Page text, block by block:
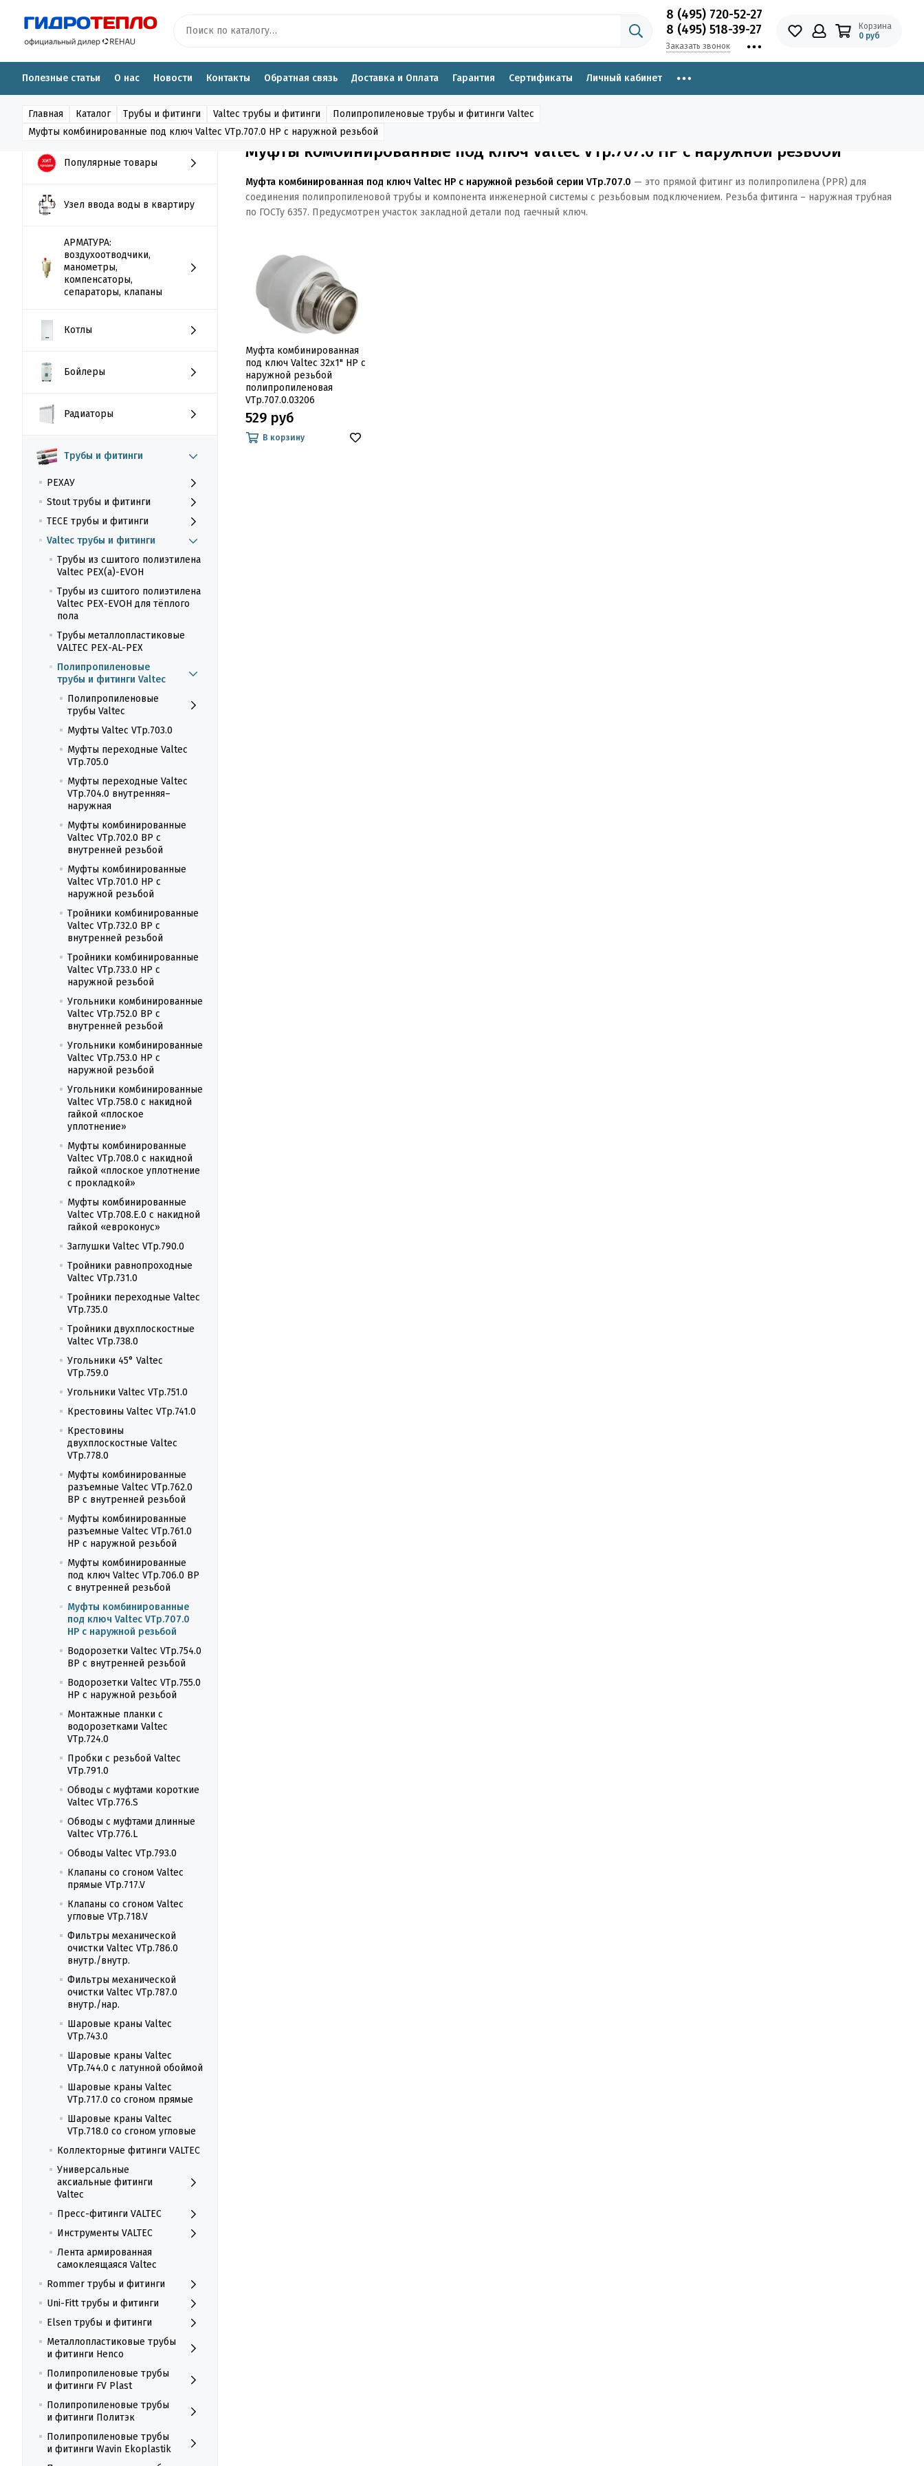
8 (495) 720-52-27
8 (495) 518-39-27
Заказать звонок
Корзина
0 руб
Полезные статьи О нас Новости Контакты Обратная связь Доставка и Оплата Гарантия Сертификаты Личный кабинет
Главная Каталог Трубы и фитинги Valtec трубы и фитинги
Полипропиленовые трубы и фитинги Valtec
Муфты комбинированные под ключ Valtec VTp.707.0 НР с наружной резьбой
Популярные товары
Узел ввода воды в квартиру
АРМАТУРА:
воздухоотводчики,
манометры,
компенсаторы,
сепараторы, клапаны
Котлы
Бойлеры
Радиаторы
Трубы и фитинги
РЕХАУ
Stout трубы и фитинги
TECE трубы и фитинги
Valtec трубы и фитинги
Трубы из сшитого полиэтилена
Valtec PEX(a)-EVOH
Трубы из сшитого полиэтилена
Valtec PEX-EVOH для тёплого
пола
Трубы металлопластиковые
VALTEC PEX-AL-PEX
Полипропиленовые
трубы и фитинги Valtec
Полипропиленовые
трубы Valtec
Муфты Valtec VTp.703.0
Муфты переходные Valtec
VTp.705.0
Муфты переходные Valtec
VTp.704.0 внутренняя–
наружная
Муфты комбинированные
Valtec VTp.702.0 ВР с
внутренней резьбой
Муфты комбинированные
Valtec VTp.701.0 НР с
наружной резьбой
Тройники комбинированные
Valtec VTp.732.0 ВР с
внутренней резьбой
Тройники комбинированные
Valtec VTp.733.0 НР с
наружной резьбой
Угольники комбинированные
Valtec VTp.752.0 ВР с
внутренней резьбой
Угольники комбинированные
Valtec VTp.753.0 НР с
наружной резьбой
Угольники комбинированные
Valtec VTp.758.0 с накидной
гайкой «плоское
уплотнение»
Муфты комбинированные
Valtec VTp.708.0 с накидной
гайкой «плоское уплотнение
c прокладкой»
Муфты комбинированные
Valtec VTp.708.E.0 с накидной
гайкой «евроконус»
Заглушки Valtec VTp.790.0
Тройники равнопроходные
Valtec VTp.731.0
Тройники переходные Valtec
VTp.735.0
Тройники двухплоскостные
Valtec VTp.738.0
Угольники 45° Valtec
VTp.759.0
Угольники Valtec VTp.751.0
Крестовины Valtec VTp.741.0
Крестовины
двухплоскостные Valtec
VTp.778.0
Муфты комбинированные
разъемные Valtec VTp.762.0
ВР с внутренней резьбой
Муфты комбинированные
разъемные Valtec VTp.761.0
НР с наружной резьбой
Муфты комбинированные
под ключ Valtec VTp.706.0 ВР
с внутренней резьбой
Муфты комбинированные
под ключ Valtec VTp.707.0
НР с наружной резьбой
Водорозетки Valtec VTp.754.0
ВР с внутренней резьбой
Водорозетки Valtec VTp.755.0
НР с наружной резьбой
Монтажные планки с
водорозетками Valtec
VTp.724.0
Пробки с резьбой Valtec
VTp.791.0
Обводы с муфтами короткие
Valtec VTp.776.S
Обводы с муфтами длинные
Valtec VTp.776.L
Обводы Valtec VTp.793.0
Клапаны со сгоном Valtec
прямые VTp.717.V
Клапаны со сгоном Valtec
угловые VTp.718.V
Фильтры механической
очистки Valtec VTp.786.0
внутр./внутр.
Фильтры механической
очистки Valtec VTp.787.0
внутр./нар.
Шаровые краны Valtec
VTp.743.0
Шаровые краны Valtec
VTp.744.0 с латунной обоймой
Шаровые краны Valtec
VTp.717.0 со сгоном прямые
Шаровые краны Valtec
VTp.718.0 со сгоном угловые
Коллекторные фитинги VALTEC
Универсальные
аксиальные фитинги
Valtec
Пресс-фитинги VALTEC
Инструменты VALTEC
Лента армированная
самоклеящаяся Valtec
Rommer трубы и фитинги
Uni-Fitt трубы и фитинги
Elsen трубы и фитинги
Металлопластиковые трубы
и фитинги Henco
Полипропиленовые трубы
и фитинги FV Plast
Полипропиленовые трубы
и фитинги Политэк
Полипропиленовые трубы
и фитинги Wavin Ekoplastik
Муфты комбинированные под ключ Valtec VTp.707.0 НР с наружной резьбой
Муфта комбинированная под ключ Valtec НР с наружной резьбой серии VTp.707.0 — это прямой фитинг из полипропилена (PPR) для
соединения полипропиленовой трубы и компонента инженерной системы с резьбовым подключением. Резьба фитинга – наружная трубная
по ГОСТу 6357. Предусмотрен участок закладной детали под гаечный ключ.
Муфта комбинированная
под ключ Valtec 32х1" НР с
наружной резьбой
полипропиленовая
VTp.707.0.03206
529 руб
В корзину